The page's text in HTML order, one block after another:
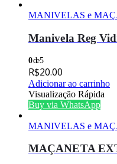
MANIVELAS e
Manivela Reg
0de 5
R$20.00
Adicionar ao carrinho
Visualização Rápida
Buy via WhatsApp
MANIVELAS e
MAÇANETA